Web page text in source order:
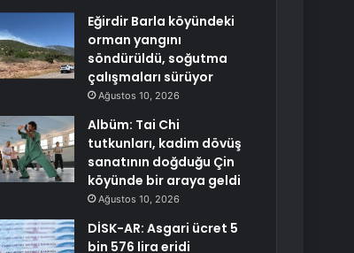
Eğirdir Barla köyündeki
orman yangını
söndürüldü, soğutma
çalışmaları sürüyor
Ağustos 10, 2026
Albüm: Tai Chi
tutkunları, kadim dövüş
sanatının doğduğu Çin
köyünde bir araya geldi
Ağustos 10, 2026
DİSK-AR: Asgari ücret 5
bin 576 lira eridi